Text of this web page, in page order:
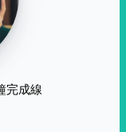
完成線